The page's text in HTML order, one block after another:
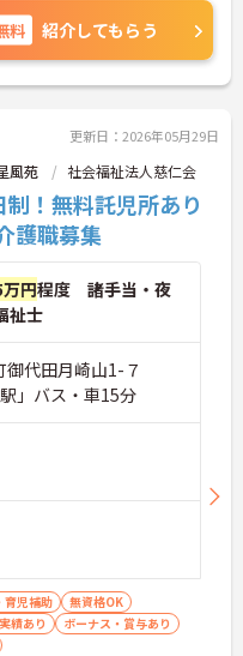
料 紹介してもらう
更新日：2026年05月29日
風苑 社会福祉法人慈仁会
制！無料託児所あり
護職募集
円程度 諸手当・夜
祉士
御代田月崎山1-７
」バス・車15分
育児補助
無資格OK
績あり
ボーナス・賞与あり